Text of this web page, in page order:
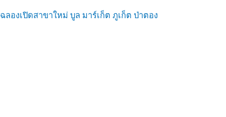
ฉลองเปิดสาขาใหม่ บูล มาร์เก็ต ภูเก็ต ป่าตอง